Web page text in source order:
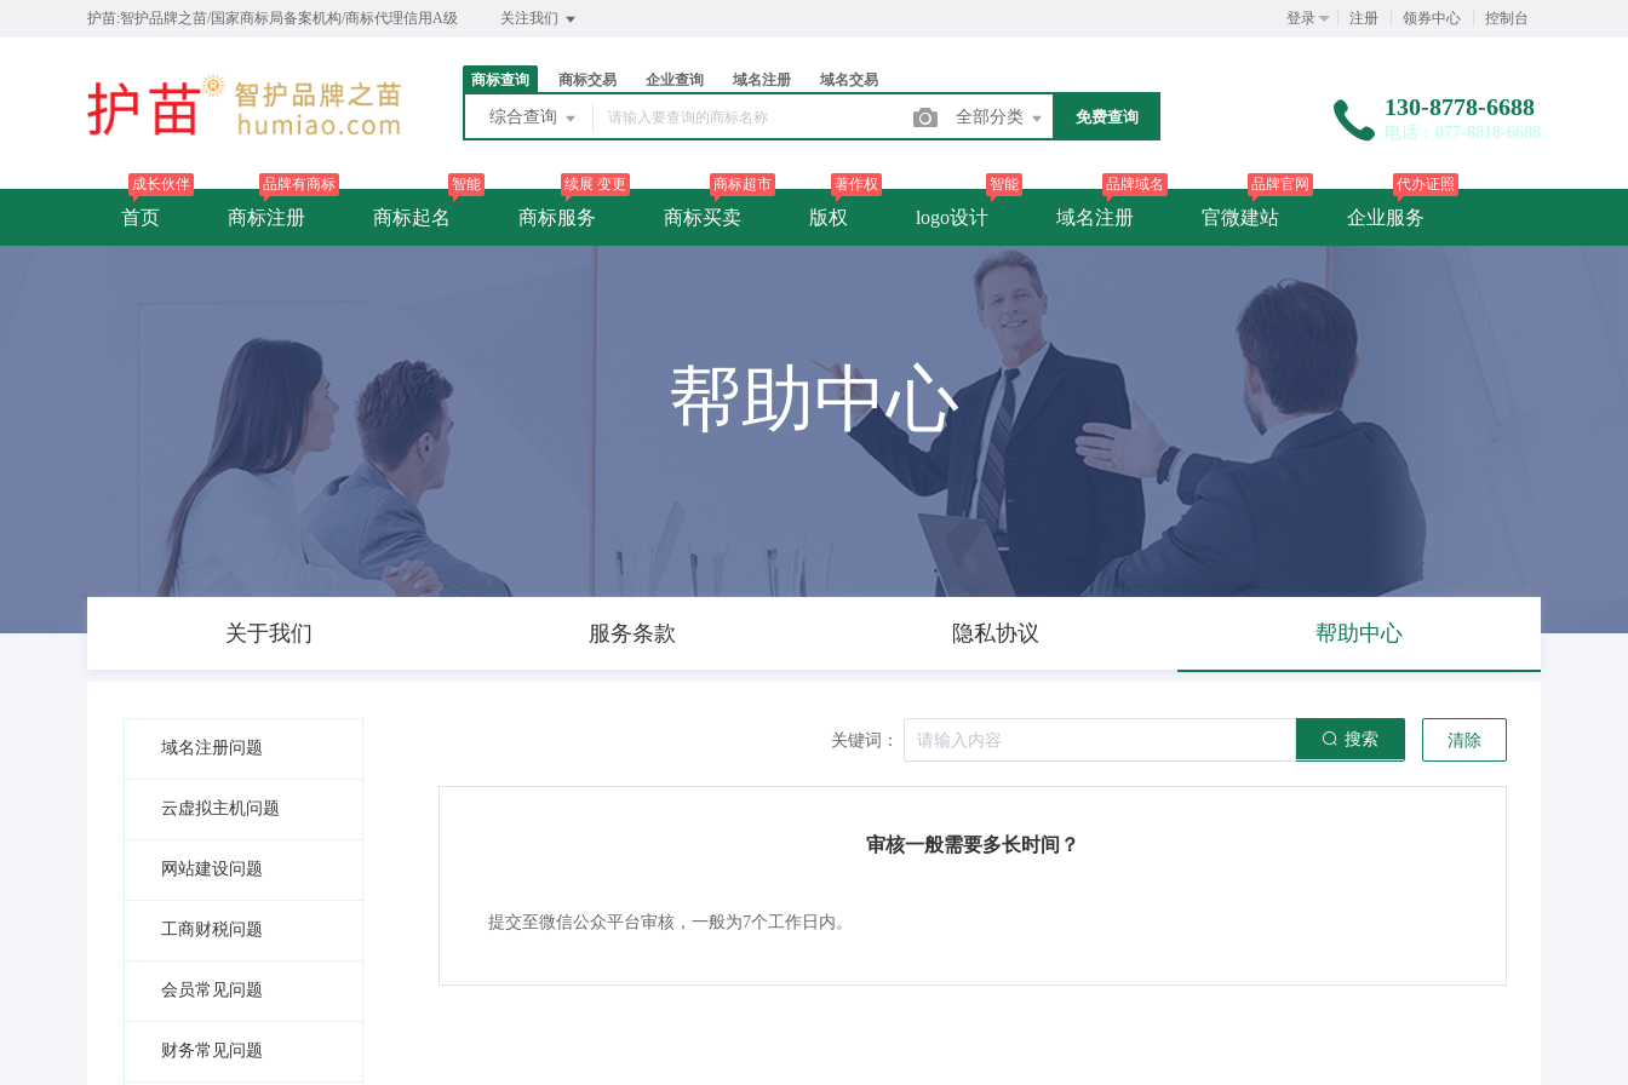
护苗:智护品牌之苗/国家商标局备案机构/商标代理信用A级 关注我们 登录 注册 领券中心 控制台
商标查询 商标交易 企业查询 域名注册 域名交易
综合查询 全部分类 免费查询 130-8778-6688
电话：077-8818-6688
首页
成长伙伴
商标注册
品牌有商标
商标起名
智能
商标服务
续展 变更
商标买卖
商标超市
版权
著作权
logo设计
智能
域名注册
品牌域名
官微建站
品牌官网
企业服务
代办证照
帮助中心
关于我们 服务条款 隐私协议 帮助中心
域名注册问题
云虚拟主机问题
网站建设问题
工商财税问题
会员常见问题
财务常见问题
关键词： 搜索 清除
审核一般需要多长时间？
提交至微信公众平台审核，一般为7个工作日内。